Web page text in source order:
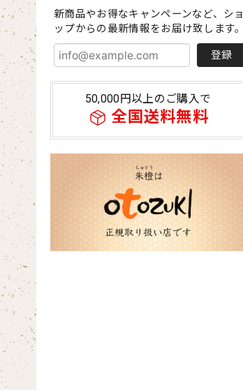
新商品やお得なキャンペーンなど、ショ
ップからの最新情報をお届け致します。
登録
50,000円以上のご購入で
全国送料無料